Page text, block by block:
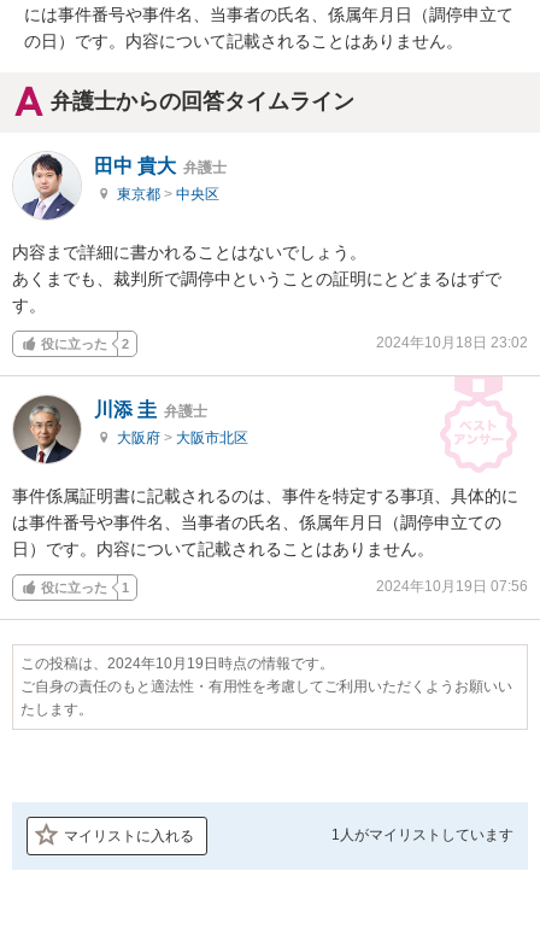
には事件番号や事件名、当事者の氏名、係属年月日（調停申立て
の日）です。内容について記載されることはありません。
弁護士からの回答タイムライン
田中 貴大 弁護士
東京都 > 中央区
内容まで詳細に書かれることはないでしょう。
あくまでも、裁判所で調停中ということの証明にとどまるはずで
す。
役に立った 2 2024年10月18日 23:02
川添 圭 弁護士
大阪府 > 大阪市北区
事件係属証明書に記載されるのは、事件を特定する事項、具体的に
は事件番号や事件名、当事者の氏名、係属年月日（調停申立ての
日）です。内容について記載されることはありません。
役に立った 1 2024年10月19日 07:56
この投稿は、2024年10月19日時点の情報です。
ご自身の責任のもと適法性・有用性を考慮してご利用いただくようお願いい
たします。
マイリストに入れる 1人がマイリストしています